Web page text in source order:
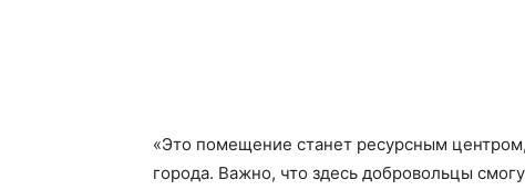
«Это помещение станет ресурсным
города. Важно, что здесь добровольцы